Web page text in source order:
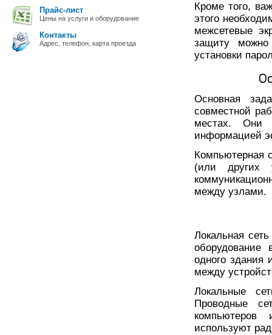
Прайс-лист
Цены на услуги и оборудование
Контакты
Адрес, телефон, карта проезда
Кроме того,
этого
межсетевые
защиту
установки
Основная
совместной
местах. Они
информацией
Компьютерная
(или других
между узлами.
Локальная
оборудование
одного
между
Локальные
Проводные
компьютеров
используют